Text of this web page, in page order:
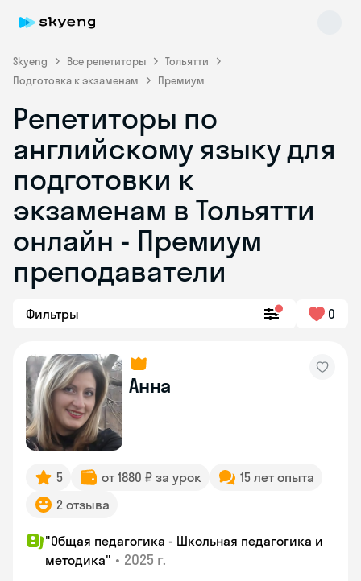
Skyeng Все репетиторы
Тольятти
Подготовка к экзаменам
Премиум
Репетиторы по
английскому языку для
подготовки к
экзаменам в Тольятти
онлайн - Премиум
преподаватели
Фильтры 0
Анна
5 от 1880 ₽ за урок
15 лет опыта
2 отзыва
"Общая педагогика - Школьная педагогика и
методика" • 2025 г.
Skyeng Chat